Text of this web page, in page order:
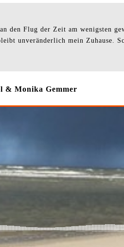
den Flug der Zeit am wenigsten
unveränderlich mein
& Monika Gemmer